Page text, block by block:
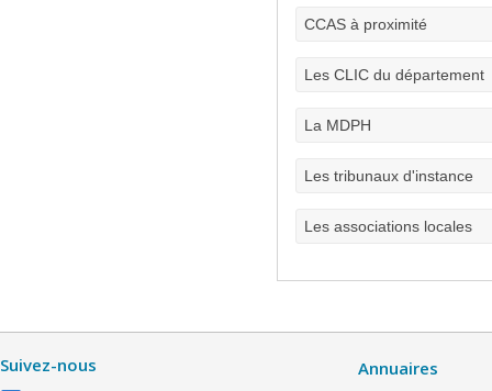
CCAS à proximité
Les CLIC du département
La MDPH
Les tribunaux d'instance
Les associations locales
Suivez-nous Annuaires